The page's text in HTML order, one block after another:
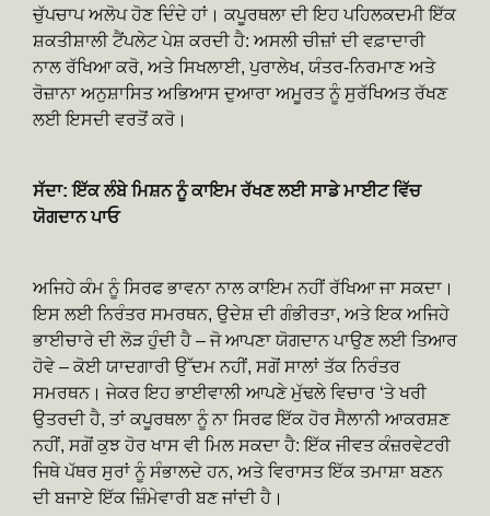
ਚੁੱਪਚਾਪ ਅਲੋਪ ਹੋਣ ਦਿੰਦੇ ਹਾਂ। ਕਪੂਰਥਲਾ ਦੀ ਇਹ ਪਹਿਲਕਦਮੀ ਇੱਕ
ਸ਼ਕਤੀਸ਼ਾਲੀ ਟੈਂਪਲੇਟ ਪੇਸ਼ ਕਰਦੀ ਹੈ: ਅਸਲੀ ਚੀਜ਼ਾਂ ਦੀ ਵਫ਼ਾਦਾਰੀ
ਨਾਲ ਰੱਖਿਆ ਕਰੋ, ਅਤੇ ਸਿਖਲਾਈ, ਪੁਰਾਲੇਖ, ਯੰਤਰ-ਨਿਰਮਾਣ ਅਤੇ
ਰੋਜ਼ਾਨਾ ਅਨੁਸ਼ਾਸਿਤ ਅਭਿਆਸ ਦੁਆਰਾ ਅਮੂਰਤ ਨੂੰ ਸੁਰੱਖਿਅਤ ਰੱਖਣ
ਲਈ ਇਸਦੀ ਵਰਤੋਂ ਕਰੋ।
ਸੱਦਾ: ਇੱਕ ਲੰਬੇ ਮਿਸ਼ਨ ਨੂੰ ਕਾਇਮ ਰੱਖਣ ਲਈ ਸਾਡੇ ਮਾਈਟ ਵਿੱਚ
ਯੋਗਦਾਨ ਪਾਓ
ਅਜਿਹੇ ਕੰਮ ਨੂੰ ਸਿਰਫ ਭਾਵਨਾ ਨਾਲ ਕਾਇਮ ਨਹੀਂ ਰੱਖਿਆ ਜਾ ਸਕਦਾ।
ਇਸ ਲਈ ਨਿਰੰਤਰ ਸਮਰਥਨ, ਉਦੇਸ਼ ਦੀ ਗੰਭੀਰਤਾ, ਅਤੇ ਇਕ ਅਜਿਹੇ
ਭਾਈਚਾਰੇ ਦੀ ਲੋੜ ਹੁੰਦੀ ਹੈ – ਜੋ ਆਪਣਾ ਯੋਗਦਾਨ ਪਾਉਣ ਲਈ ਤਿਆਰ
ਹੋਵੇ – ਕੋਈ ਯਾਦਗਾਰੀ ਉੱਦਮ ਨਹੀਂ, ਸਗੋਂ ਸਾਲਾਂ ਤੱਕ ਨਿਰੰਤਰ
ਸਮਰਥਨ। ਜੇਕਰ ਇਹ ਭਾਈਵਾਲੀ ਆਪਣੇ ਮੁੱਢਲੇ ਵਿਚਾਰ ‘ਤੇ ਖਰੀ
ਉਤਰਦੀ ਹੈ, ਤਾਂ ਕਪੂਰਥਲਾ ਨੂੰ ਨਾ ਸਿਰਫ ਇੱਕ ਹੋਰ ਸੈਲਾਨੀ ਆਕਰਸ਼ਣ
ਨਹੀਂ, ਸਗੋਂ ਕੁਝ ਹੋਰ ਖਾਸ ਵੀ ਮਿਲ ਸਕਦਾ ਹੈ: ਇੱਕ ਜੀਵਤ ਕੰਜ਼ਰਵੇਟਰੀ
ਜਿਥੇ ਪੱਥਰ ਸੁਰਾਂ ਨੂੰ ਸੰਭਾਲਦੇ ਹਨ, ਅਤੇ ਵਿਰਾਸਤ ਇੱਕ ਤਮਾਸ਼ਾ ਬਣਨ
ਦੀ ਬਜਾਏ ਇੱਕ ਜ਼ਿੰਮੇਵਾਰੀ ਬਣ ਜਾਂਦੀ ਹੈ।